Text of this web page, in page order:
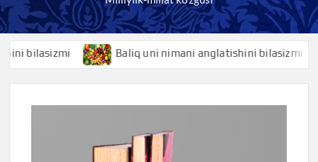
Baliq uni nimani anglatishini bilasizmi